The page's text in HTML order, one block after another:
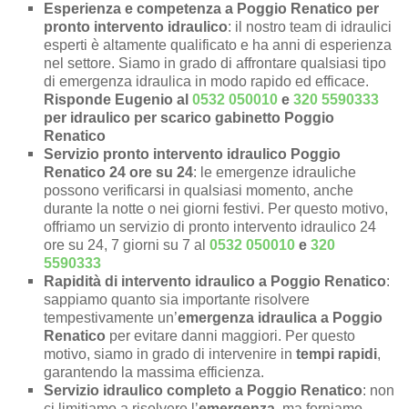
Esperienza e competenza a Poggio Renatico per
pronto intervento idraulico: il nostro team di idraulici
esperti è altamente qualificato e ha anni di esperienza
nel settore. Siamo in grado di affrontare qualsiasi tipo
di emergenza idraulica in modo rapido ed efficace.
Risponde Eugenio al0532 050010 e320 5590333
per idraulico per scarico gabinetto Poggio
Renatico
Servizio pronto intervento idraulico Poggio
Renatico 24 ore su 24: le emergenze idrauliche
possono verificarsi in qualsiasi momento, anche
durante la notte o nei giorni festivi. Per questo motivo,
offriamo un servizio di pronto intervento idraulico 24
ore su 24, 7 giorni su 7 al0532 050010 e320
5590333
Rapidità di intervento idraulico a Poggio Renatico:
sappiamo quanto sia importante risolvere
tempestivamente un’emergenza idraulica a Poggio
Renatico per evitare danni maggiori. Per questo
motivo, siamo in grado di intervenire intempi rapidi,
garantendo la massima efficienza.
Servizio idraulico completo a Poggio Renatico: non